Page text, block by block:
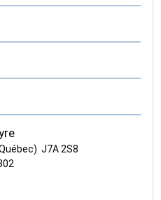
J7A 2S8